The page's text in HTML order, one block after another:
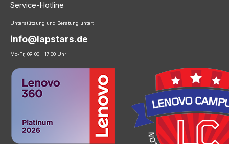
Service-Hotline
Unterstützung und Beratung unter:
info@lapstars.de
Mo-Fr, 09:00 - 17:00 Uhr